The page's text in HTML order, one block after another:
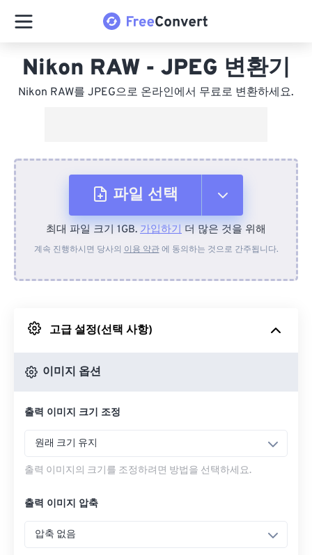
Nikon RAW - JPEG 변환기
Nikon RAW를 JPEG으로 온라인에서 무료로 변환하세요.
파일 선택
장치에서
Google 드라이브에서
최대 파일 크기 1GB. 가입하기 더 많은 것을 위해
계속 진행하시면 당사의 이용 약관에 동의하는 것으로 간주됩니다.
고급 설정(선택 사항)
이미지 옵션
출력 이미지 크기 조정
원래 크기 유지
출력 이미지의 크기를 조정하려면 방법을 선택하세요.
출력 이미지 압축
압축 없음